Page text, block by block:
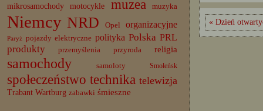
mikrosamochody motocykle muzea muzyka
Niemcy NRD Opel organizacyjne
Paryż pojazdy elektryczne polityka Polska PRL
produkty
przemyślenia przyroda religia
samochody samoloty Smoleńsk
społeczeństwo technika telewizja
Trabant Wartburg zabawki śmieszne
« Dzień